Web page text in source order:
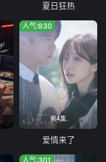
夏日狂热
第4集
人气:930
爱情来了
人气:301